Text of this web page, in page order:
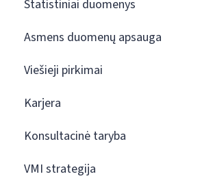
Statistiniai duomenys
Asmens duomenų apsauga
Viešieji pirkimai
Karjera
Konsultacinė taryba
VMI strategija